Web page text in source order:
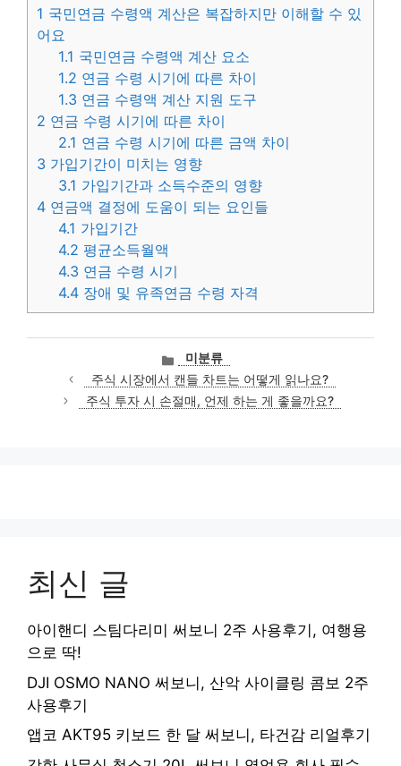
1 국민연금 수령액 계산은 복잡하지만 이해할 수 있
어요
1.1 국민연금 수령액 계산 요소
1.2 연금 수령 시기에 따른 차이
1.3 연금 수령액 계산 지원 도구
2 연금 수령 시기에 따른 차이
2.1 연금 수령 시기에 따른 금액 차이
3 가입기간이 미치는 영향
3.1 가입기간과 소득수준의 영향
4 연금액 결정에 도움이 되는 요인들
4.1 가입기간
4.2 평균소득월액
4.3 연금 수령 시기
4.4 장애 및 유족연금 수령 자격
카
테
고
리
미분류
주식 시장에서 캔들 차트는 어떻게 읽나요?
주식 투자 시 손절매, 언제 하는 게 좋을까요?
최신 글
아이핸디 스팀다리미 써보니 2주 사용후기, 여행용
으로 딱!
DJI OSMO NANO 써보니, 산악 사이클링 콤보 2주
사용후기
앱코 AKT95 키보드 한 달 써보니, 타건감 리얼후기